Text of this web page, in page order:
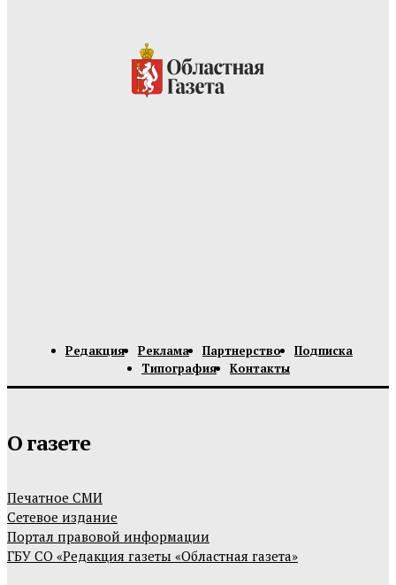
Редакция Реклама Партнерство
Подписка
Типография
Контакты
О газете
Печатное СМИ
Сетевое издание
Портал правовой информации
ГБУ СО «Редакция газеты «Областная газета»